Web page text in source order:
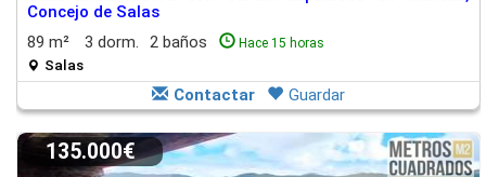
Concejo de Salas
89 m²
3 dorm. 2 baños Hace 15 horas
Salas
Contactar Guardar
135.000€